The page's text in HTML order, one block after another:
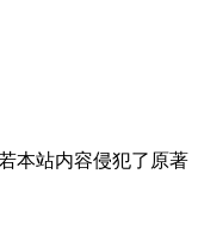
本站内容侵犯了原著